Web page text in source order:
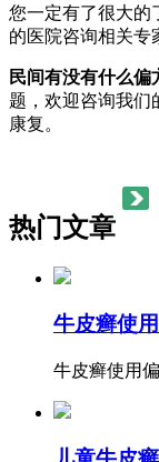
您一定有了很大的
的医院咨询相关专
民间有没有什么偏
题，欢迎咨询我们
康复。
热门文章
牛皮癣使
牛皮癣使用